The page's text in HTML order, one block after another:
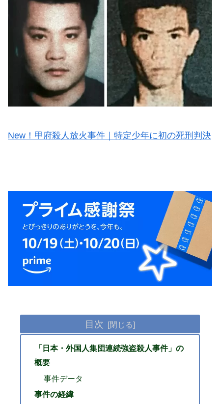
New！甲府殺人放火事件｜特定少年に初の死刑判決
目次
「日本・外国人集団連続強盗殺人事件」の
概要
事件データ
事件の経緯